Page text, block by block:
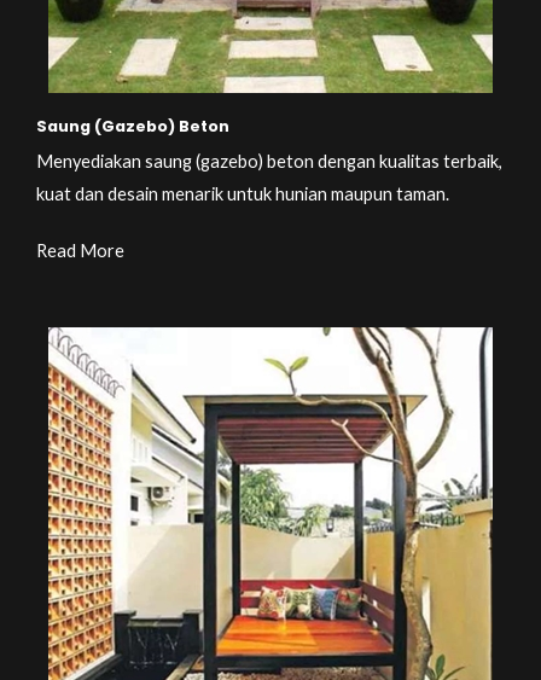
Saung (Gazebo) Beton
Menyediakan saung (gazebo) beton dengan kualitas terbaik,
kuat dan desain menarik untuk hunian maupun taman.
Read More